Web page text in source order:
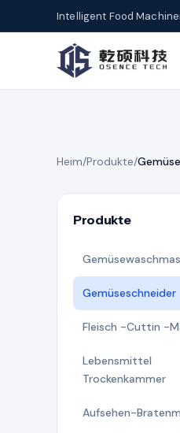
Intelligent Food
Heim/Produkte/
Produkte
Gemüseschneider
Fleisch -Cuttin -
Lebensmittel
Trockenkammer
Aufsehen-